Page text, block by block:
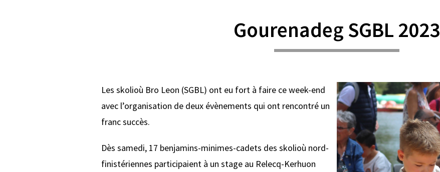
Gourenadeg SGBL 2023
Les skolioù Bro Leon (SGBL) ont eu fort à faire ce week-end
avec l’organisation de deux évènements qui ont rencontré un
franc succès.
Dès samedi, 17 benjamins-minimes-cadets des skolioù nord-
finistériennes participaient à un stage au Relecq-Kerhuon